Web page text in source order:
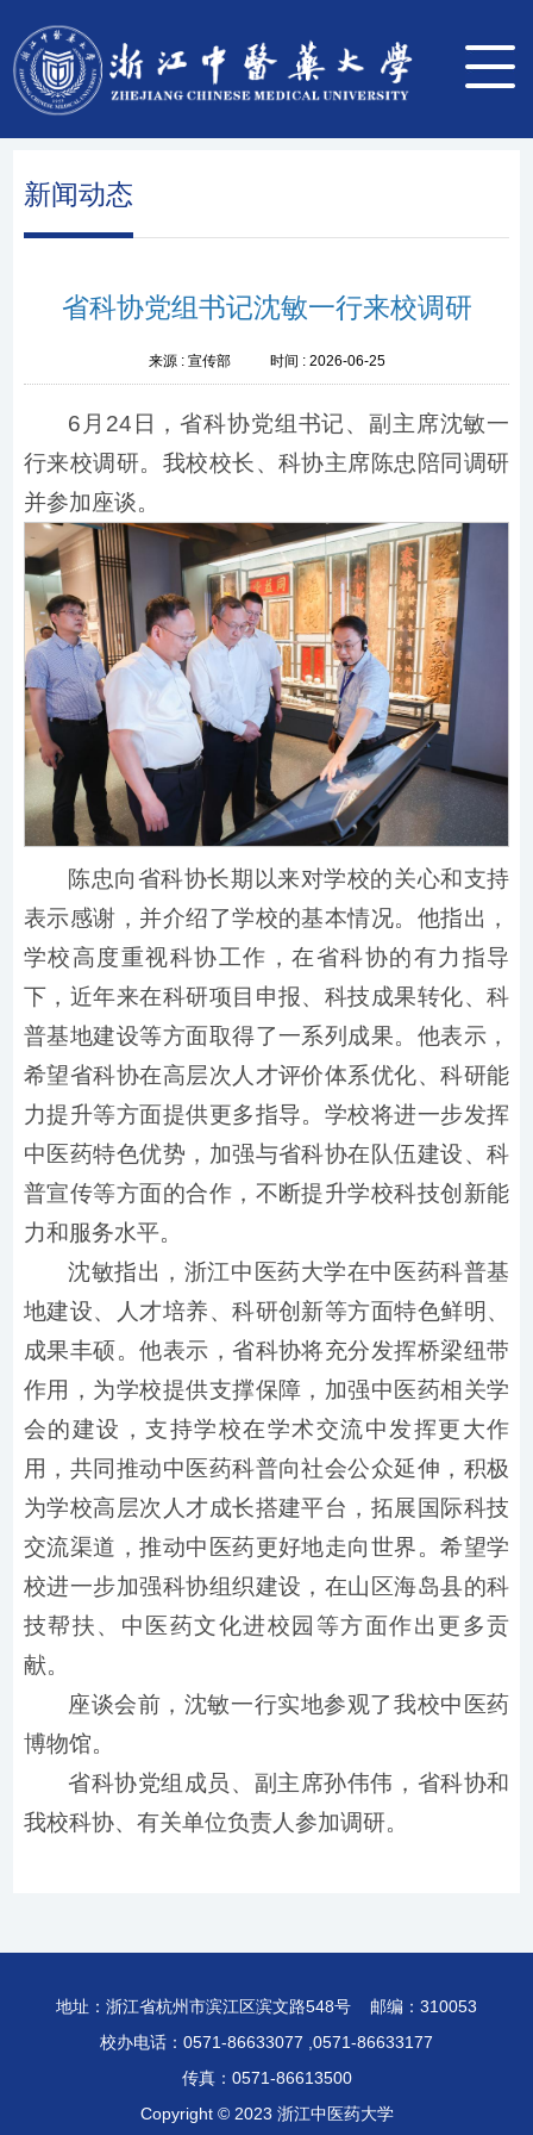
新闻动态
省科协党组书记沈敏一行来校调研
来源 : 宣传部 时间 : 2026-06-25
6月24日，省科协党组书记、副主席沈敏一
行来校调研。我校校长、科协主席陈忠陪同调研
并参加座谈。
陈忠向省科协长期以来对学校的关心和支持
表示感谢，并介绍了学校的基本情况。他指出，
学校高度重视科协工作，在省科协的有力指导
下，近年来在科研项目申报、科技成果转化、科
普基地建设等方面取得了一系列成果。他表示，
希望省科协在高层次人才评价体系优化、科研能
力提升等方面提供更多指导。学校将进一步发挥
中医药特色优势，加强与省科协在队伍建设、科
普宣传等方面的合作，不断提升学校科技创新能
力和服务水平。
沈敏指出，浙江中医药大学在中医药科普基
地建设、人才培养、科研创新等方面特色鲜明、
成果丰硕。他表示，省科协将充分发挥桥梁纽带
作用，为学校提供支撑保障，加强中医药相关学
会的建设，支持学校在学术交流中发挥更大作
用，共同推动中医药科普向社会公众延伸，积极
为学校高层次人才成长搭建平台，拓展国际科技
交流渠道，推动中医药更好地走向世界。希望学
校进一步加强科协组织建设，在山区海岛县的科
技帮扶、中医药文化进校园等方面作出更多贡
献。
座谈会前，沈敏一行实地参观了我校中医药
博物馆。
省科协党组成员、副主席孙伟伟，省科协和
我校科协、有关单位负责人参加调研。
地址：浙江省杭州市滨江区滨文路548号 邮编：310053
校办电话：0571-86633077 ,0571-86633177
传真：0571-86613500
Copyright © 2023 浙江中医药大学